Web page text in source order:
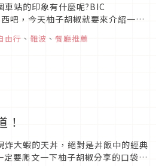
站的印象有什麼呢?BIC
吧，今天柚子胡椒就要來介紹一間
由行 、 難波 、 餐廳推薦
！
大蝦的天丼，絕對是丼飯中的經典
要爬文一下柚子胡椒分享的口袋名